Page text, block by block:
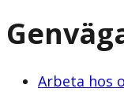
Arbeta hos